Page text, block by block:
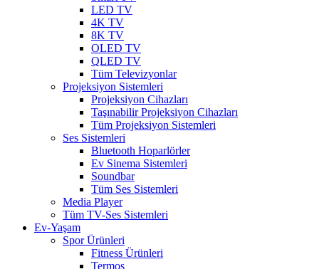
LED TV
4K TV
8K TV
OLED TV
QLED TV
Tüm Televizyonlar
Projeksiyon Sistemleri
Projeksiyon Cihazları
Taşınabilir Projeksiyon Cihazları
Tüm Projeksiyon Sistemleri
Ses Sistemleri
Bluetooth Hoparlörler
Ev Sinema Sistemleri
Soundbar
Tüm Ses Sistemleri
Media Player
Tüm TV-Ses Sistemleri
Ev-Yaşam
Spor Ürünleri
Fitness Ürünleri
Termos